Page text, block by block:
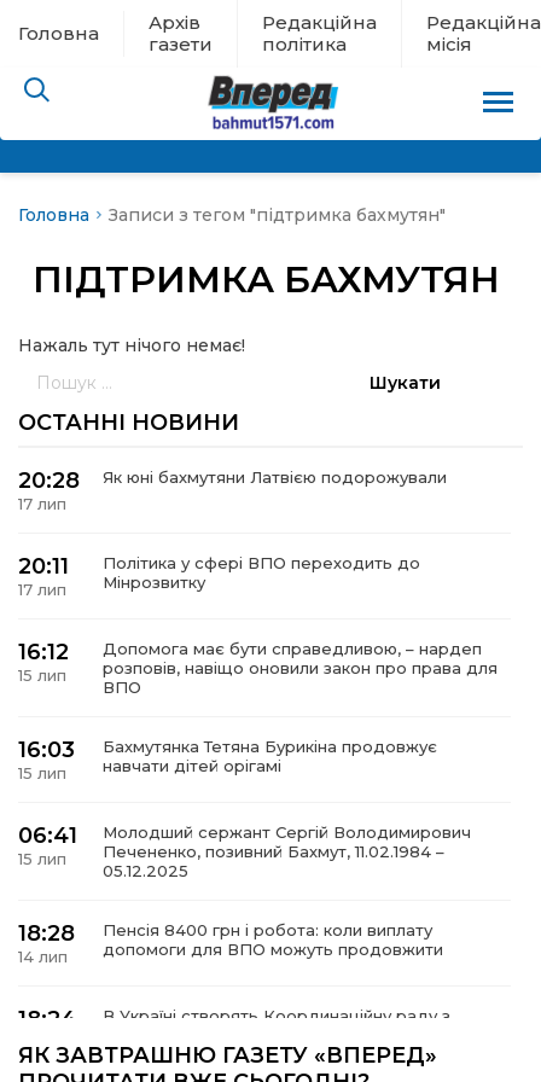
Головна
Архів
газети
Редакційна
політика
Редакційна
місія
евакуації
новини
місія
Головна Записи з тегом "підтримка бахмутян"
ПІДТРИМКА БАХМУТЯН
Нажаль тут нічого немає!
ОСТАННІ НОВИНИ
20:28
17 лип
Як юні бахмутяни Латвією подорожували
20:11
17 лип
Політика у сфері ВПО переходить до
Мінрозвитку
16:12
15 лип
Допомога має бути справедливою, – нардеп
розповів, навіщо оновили закон про права для
ВПО
16:03
15 лип
Бахмутянка Тетяна Бурикіна продовжує
навчати дітей орігамі
06:41
15 лип
Молодший сержант Сергій Володимирович
Печененко, позивний Бахмут, 11.02.1984 –
05.12.2025
18:28
14 лип
Пенсія 8400 грн і робота: коли виплату
допомоги для ВПО можуть продовжити
18:24
В Україні створять Координаційну раду з
кордону
ЯК ЗАВТРАШНЮ ГАЗЕТУ «ВПЕРЕД»